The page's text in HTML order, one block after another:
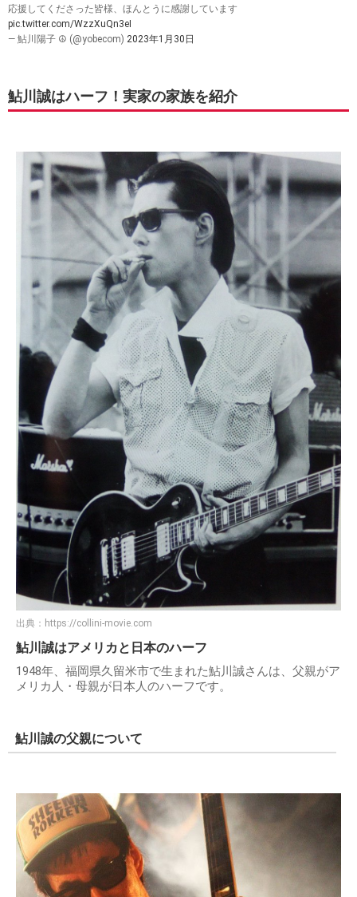
応援してくださった皆様、ほんとうに感謝しています
pic.twitter.com/WzzXuQn3eI
— 鮎川陽子 ☮️ (@yobecom) 2023年1月30日
鮎川誠はハーフ！実家の家族を紹介
出典： https://collini-movie.com
鮎川誠はアメリカと日本のハーフ
1948年、福岡県久留米市で生まれた鮎川誠さんは、父親がア
メリカ人・母親が日本人のハーフです。
鮎川誠の父親について